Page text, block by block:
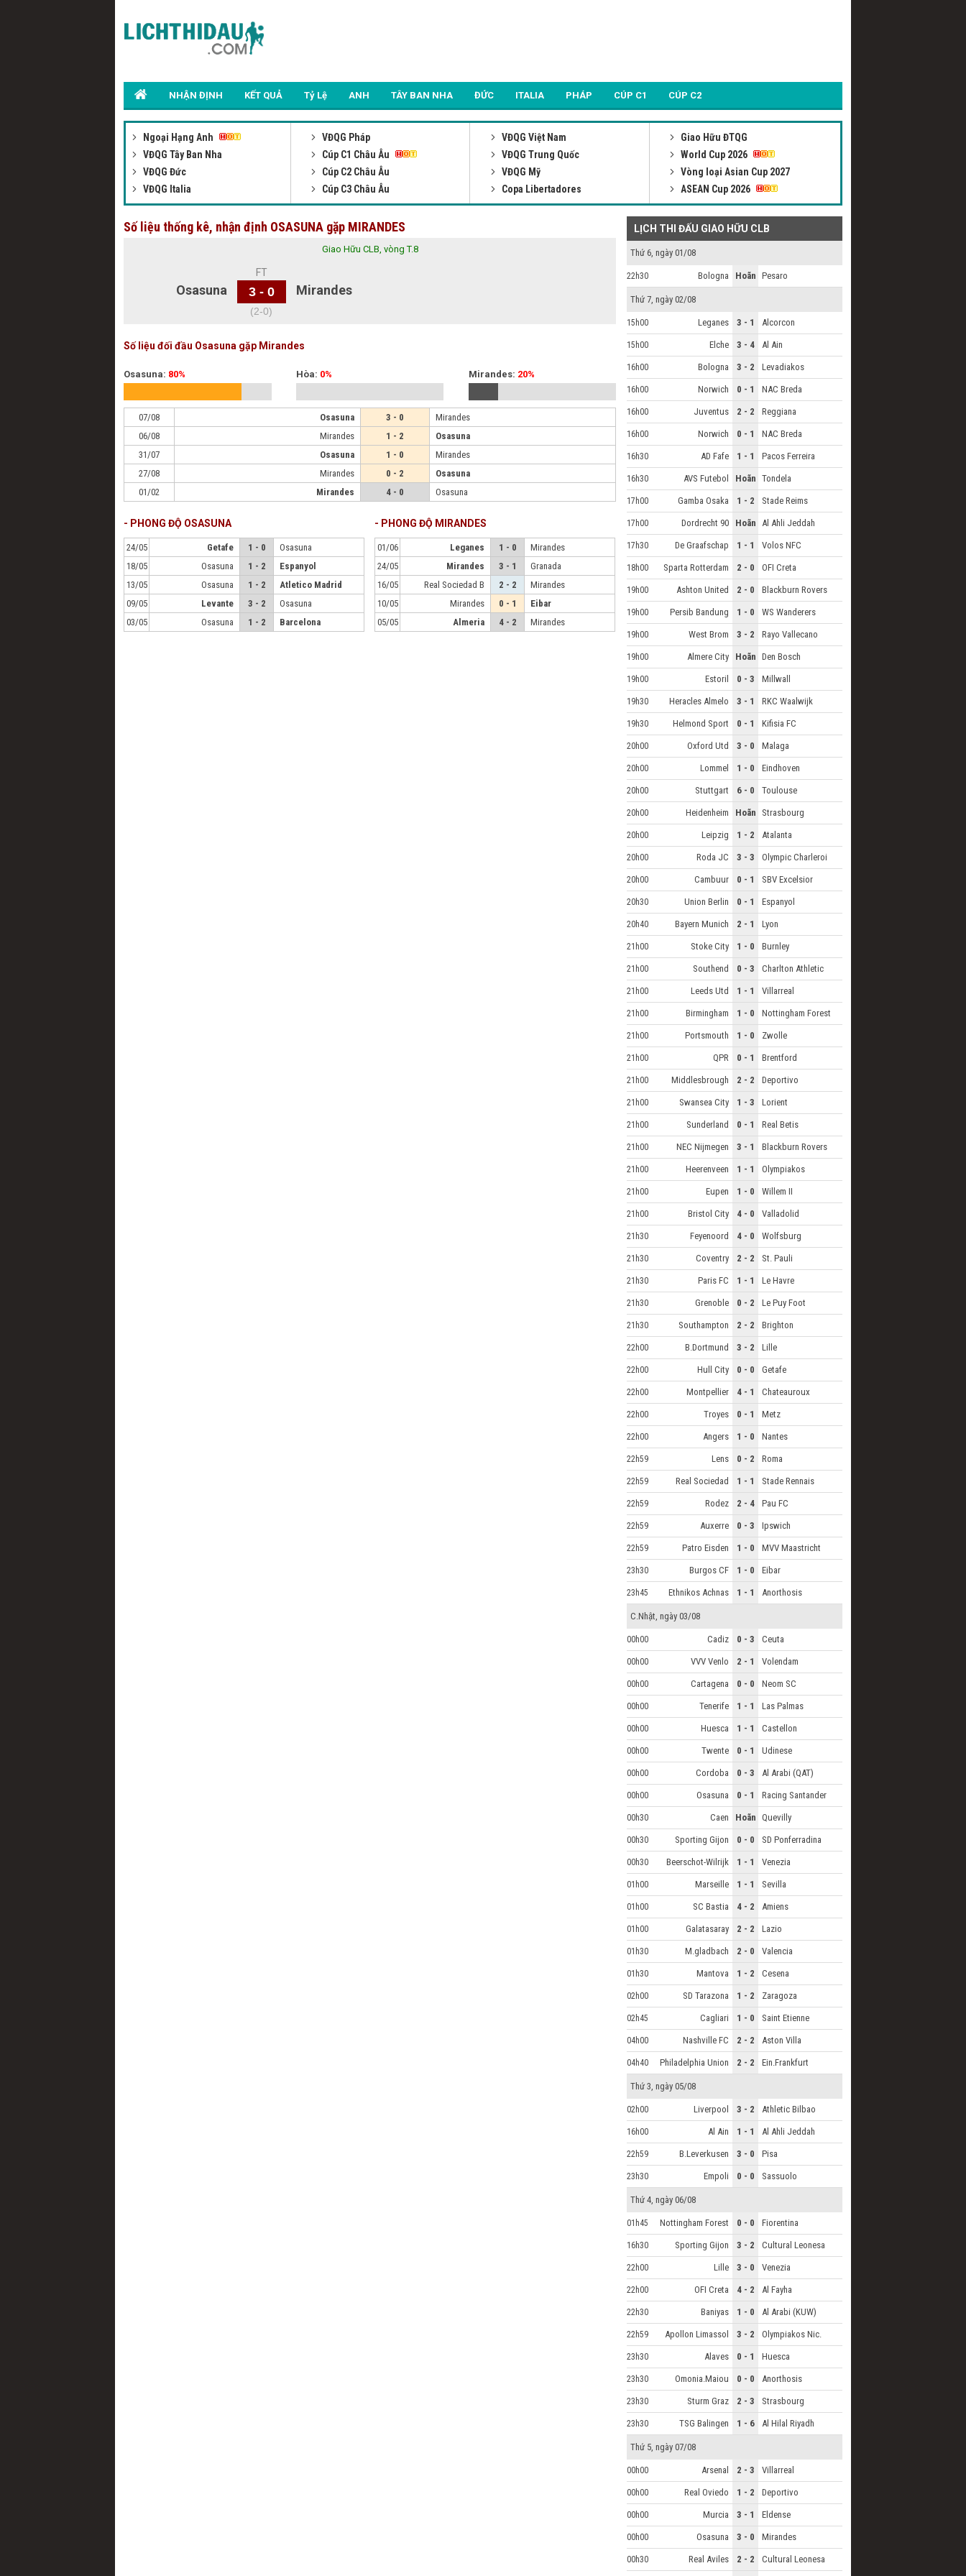
NHẬN ĐỊNH KẾT QUẢ Tỷ Lệ ANH TÂY BAN NHA ĐỨC ITALIA PHÁP CÚP C1 CÚP C2
Ngoại Hạng Anh
VĐQG Tây Ban Nha
VĐQG Đức
VĐQG Italia
VĐQG Pháp
Cúp C1 Châu Âu
Cúp C2 Châu Âu
Cúp C3 Châu Âu
VĐQG Việt Nam
VĐQG Trung Quốc
VĐQG Mỹ
Copa Libertadores
Giao Hữu ĐTQG
World Cup 2026
Vòng loại Asian Cup 2027
ASEAN Cup 2026
Số liệu thống kê, nhận định OSASUNA gặp MIRANDES
Giao Hữu CLB, vòng T.8
Osasuna
Số liệu đối đầu Osasuna gặp Mirandes
Osasuna: 80% Hòa: 0% Mirandes: 20%
07/08 Osasuna 3 - 0
Mirandes
06/08
Mirandes 1 - 2
Osasuna
31/07
Osasuna 1 - 0
Mirandes
27/08
Mirandes 0 - 2
Osasuna
01/02
Mirandes 4 - 0 Osasuna
- PHONG ĐỘ OSASUNA
24/05 Getafe 1 - 0
Osasuna
18/05
Osasuna 1 - 2
Espanyol
13/05
Osasuna 1 - 2
Atletico Madrid
09/05
Levante 3 - 2
Osasuna
03/05
Osasuna 1 - 2 Barcelona
- PHONG ĐỘ MIRANDES
01/06 Leganes 1 - 0
Mirandes
24/05
Mirandes 3 - 1
Granada
16/05
Real Sociedad B 2 - 2
Mirandes
10/05
Mirandes 0 - 1
Eibar
05/05
Almeria 4 - 2 Mirandes
LỊCH THI ĐẤU GIAO HỮU CLB
Thứ 6, ngày 01/08
22h30 Bologna Hoãn Pesaro
Thứ 7, ngày 02/08
15h00 Leganes 3 - 1 Alcorcon
15h00 Elche 3 - 4 Al Ain
16h00 Bologna 3 - 2 Levadiakos
16h00 Norwich 0 - 1 NAC Breda
16h00 Juventus 2 - 2 Reggiana
16h00 Norwich 0 - 1 NAC Breda
16h30 AD Fafe 1 - 1 Pacos Ferreira
16h30 AVS Futebol Hoãn Tondela
17h00 Gamba Osaka 1 - 2 Stade Reims
17h00 Dordrecht 90 Hoãn Al Ahli Jeddah
17h30 De Graafschap 1 - 1 Volos NFC
18h00 Sparta Rotterdam 2 - 0 OFI Creta
19h00 Ashton United 2 - 0 Blackburn Rovers
19h00 Persib Bandung 1 - 0 WS Wanderers
19h00 West Brom 3 - 2 Rayo Vallecano
19h00 Almere City Hoãn Den Bosch
19h00 Estoril 0 - 3 Millwall
19h30 Heracles Almelo 3 - 1 RKC Waalwijk
19h30 Helmond Sport 0 - 1 Kifisia FC
20h00 Oxford Utd 3 - 0 Malaga
20h00 Lommel 1 - 0 Eindhoven
20h00 Stuttgart 6 - 0 Toulouse
20h00 Heidenheim Hoãn Strasbourg
20h00 Leipzig 1 - 2 Atalanta
20h00 Roda JC 3 - 3 Olympic Charleroi
20h00 Cambuur 0 - 1 SBV Excelsior
20h30 Union Berlin 0 - 1 Espanyol
20h40 Bayern Munich 2 - 1 Lyon
21h00 Stoke City 1 - 0 Burnley
21h00 Southend 0 - 3 Charlton Athletic
21h00 Leeds Utd 1 - 1 Villarreal
21h00 Birmingham 1 - 0 Nottingham Forest
21h00 Portsmouth 1 - 0 Zwolle
21h00 QPR 0 - 1 Brentford
21h00 Middlesbrough 2 - 2 Deportivo
21h00 Swansea City 1 - 3 Lorient
21h00 Sunderland 0 - 1 Real Betis
21h00 NEC Nijmegen 3 - 1 Blackburn Rovers
21h00 Heerenveen 1 - 1 Olympiakos
21h00 Eupen 1 - 0 Willem II
21h00 Bristol City 4 - 0 Valladolid
21h30 Feyenoord 4 - 0 Wolfsburg
21h30 Coventry 2 - 2 St. Pauli
21h30 Paris FC 1 - 1 Le Havre
21h30 Grenoble 0 - 2 Le Puy Foot
21h30 Southampton 2 - 2 Brighton
22h00 B.Dortmund 3 - 2 Lille
22h00 Hull City 0 - 0 Getafe
22h00 Montpellier 4 - 1 Chateauroux
22h00 Troyes 0 - 1 Metz
22h00 Angers 1 - 0 Nantes
22h59 Lens 0 - 2 Roma
22h59 Real Sociedad 1 - 1 Stade Rennais
22h59 Rodez 2 - 4 Pau FC
22h59 Auxerre 0 - 3 Ipswich
22h59 Patro Eisden 1 - 0 MVV Maastricht
23h30 Burgos CF 1 - 0 Eibar
23h45 Ethnikos Achnas 1 - 1 Anorthosis
C.Nhật, ngày 03/08
00h00 Cadiz 0 - 3 Ceuta
00h00 VVV Venlo 2 - 1 Volendam
00h00 Cartagena 0 - 0 Neom SC
00h00 Tenerife 1 - 1 Las Palmas
00h00 Huesca 1 - 1 Castellon
00h00 Twente 0 - 1 Udinese
00h00 Cordoba 0 - 3 Al Arabi (QAT)
00h00 Osasuna 0 - 1 Racing Santander
00h30 Caen Hoãn Quevilly
00h30 Sporting Gijon 0 - 0 SD Ponferradina
00h30 Beerschot-Wilrijk 1 - 1 Venezia
01h00 Marseille 1 - 1 Sevilla
01h00 SC Bastia 4 - 2 Amiens
01h00 Galatasaray 2 - 2 Lazio
01h30 M.gladbach 2 - 0 Valencia
01h30 Mantova 1 - 2 Cesena
02h00 SD Tarazona 1 - 2 Zaragoza
02h45 Cagliari 1 - 0 Saint Etienne
04h00 Nashville FC 2 - 2 Aston Villa
04h40 Philadelphia Union 2 - 2 Ein.Frankfurt
Thứ 3, ngày 05/08
02h00 Liverpool 3 - 2 Athletic Bilbao
16h00 Al Ain 1 - 1 Al Ahli Jeddah
22h59 B.Leverkusen 3 - 0 Pisa
23h30 Empoli 0 - 0 Sassuolo
Thứ 4, ngày 06/08
01h45 Nottingham Forest 0 - 0 Fiorentina
16h30 Sporting Gijon 3 - 2 Cultural Leonesa
22h00 Lille 3 - 0 Venezia
22h00 OFI Creta 4 - 2 Al Fayha
22h30 Baniyas 1 - 0 Al Arabi (KUW)
22h59 Apollon Limassol 3 - 2 Olympiakos Nic.
23h30 Alaves 0 - 1 Huesca
23h30 Omonia.Maiou 0 - 0 Anorthosis
23h30 Sturm Graz 2 - 3 Strasbourg
23h30 TSG Balingen 1 - 6 Al Hilal Riyadh
Thứ 5, ngày 07/08
00h00 Arsenal 2 - 3 Villarreal
00h00 Real Oviedo 1 - 2 Deportivo
00h00 Murcia 3 - 1 Eldense
00h00 Osasuna 3 - 0 Mirandes
00h30 Real Aviles 2 - 2 Cultural Leonesa